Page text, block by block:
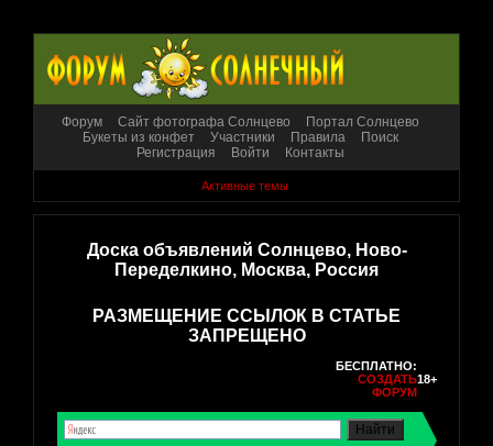
Форум Сайт фотографа Солнцево
Портал Солнцево
Букеты из конфет
Участники Правила
Поиск
Регистрация
Войти Контакты
Активные темы
Доска объявлений Солнцево, Ново-
Переделкино, Москва, Россия
РАЗМЕЩЕНИЕ ССЫЛОК В СТАТЬЕ
ЗАПРЕЩЕНО
БЕСПЛАТНО:
СОЗДАТЬ
ФОРУМ
18+